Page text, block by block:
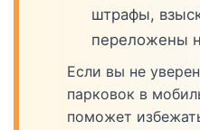
штрафы,
переложены
Если вы не
парковок в
поможет